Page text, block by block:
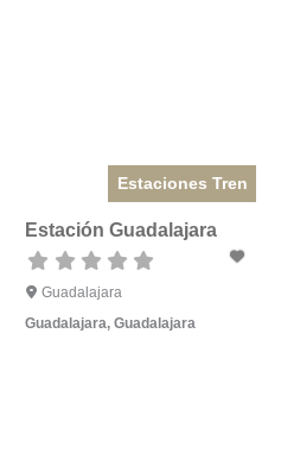
Estaciones Tren
Estación Guadalajara
Guadalajara
Guadalajara, Guadalajara